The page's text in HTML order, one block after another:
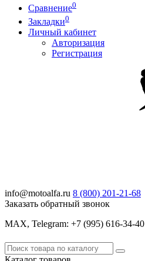
Сравнение0
Закладки0
Личный кабинет
Авторизация
Регистрация
info@motoalfa.ru 8 (800) 201-21-68
Заказать обратный звонок
МАХ, Telegram: +7 (995) 616-34-40